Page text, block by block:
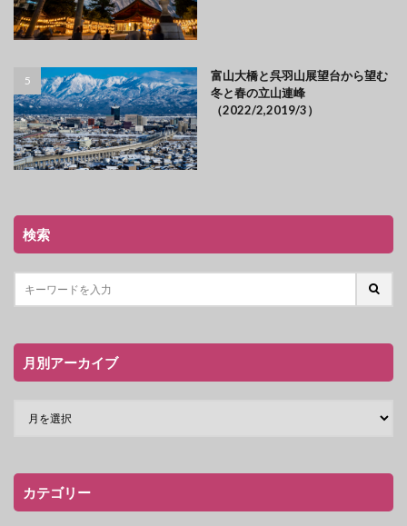
富山大橋と呉羽山展望台から望む
冬と春の立山連峰
（2022/2,2019/3）
検索
月別アーカイブ
カテゴリー